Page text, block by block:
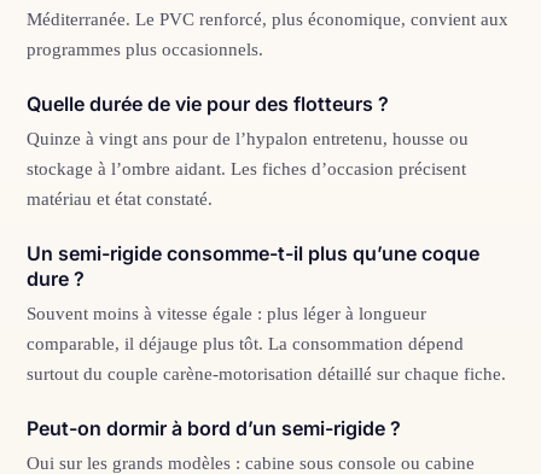
Méditerranée. Le PVC renforcé, plus économique, convient aux
programmes plus occasionnels.
Quelle durée de vie pour des flotteurs ?
Quinze à vingt ans pour de l’hypalon entretenu, housse ou
stockage à l’ombre aidant. Les fiches d’occasion précisent
matériau et état constaté.
Un semi-rigide consomme-t-il plus qu’une coque
dure ?
Souvent moins à vitesse égale : plus léger à longueur
comparable, il déjauge plus tôt. La consommation dépend
surtout du couple carène-motorisation détaillé sur chaque fiche.
Peut-on dormir à bord d’un semi-rigide ?
Oui sur les grands modèles : cabine sous console ou cabine